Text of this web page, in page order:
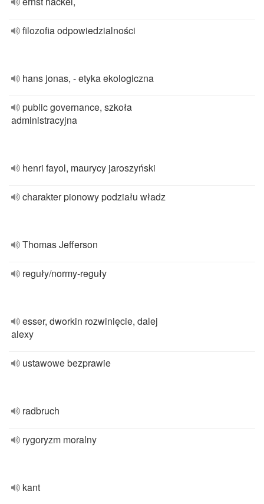
filozofia odpowiedzialności
hans jonas, - etyka ekologiczna
public governance, szkoła
administracyjna
henri fayol, maurycy jaroszyński
charakter pionowy podziału władz
Thomas Jefferson
reguły/normy-reguły
esser, dworkin rozwinięcie, dalej
alexy
ustawowe bezprawie
radbruch
rygoryzm moralny
kant